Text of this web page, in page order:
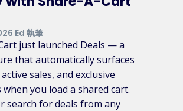
Ed 執筆
just launched Deals — a
that automatically surfaces
sales, and exclusive
you load a shared cart.
search for deals from any